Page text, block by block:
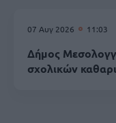
07 Αυγ 2026 11:03
Δήμος
σχολικών